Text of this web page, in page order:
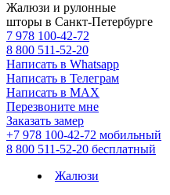
Жалюзи и рулонные
шторы в Санкт-Петербурге
7 978 100-42-72
8 800 511-52-20
Написать в Whatsapp
Написать в Телеграм
Написать в MAX
Перезвоните мне
Заказать замер
+7 978 100-42-72 мобильный
8 800 511-52-20 бесплатный
Жалюзи